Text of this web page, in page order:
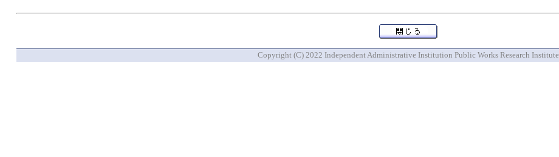
Copyright (C) 2022 Independent Administrative Institution Public Works Research Institute